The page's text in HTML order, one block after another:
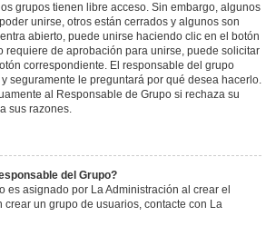
grupos tienen libre acceso. Sin embargo, algunos
unirse, otros están cerrados y algunos son
abierto, puede unirse haciendo clic en el botón
requiere de aprobación para unirse, puede solicitar
correspondiente. El responsable del grupo
seguramente le preguntará por qué desea hacerlo.
al Responsable de Grupo si rechaza su
sus razones.
del Grupo?
es asignado por La Administración al crear el
crear un grupo de usuarios, contacte con La